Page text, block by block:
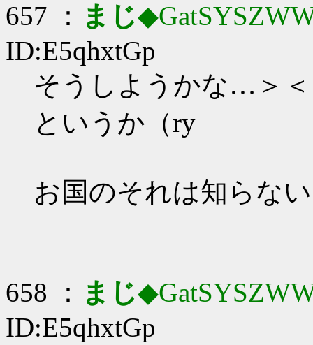
657 ： まじ
ID:E5qhxtGp
そうしようかな…＞＜
というか（ry
お国のそれは知らな
658 ： まじ
ID:E5qhxtGp